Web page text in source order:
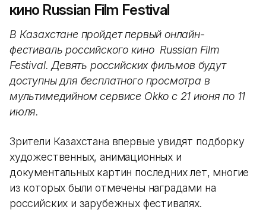
кино Russian Film Festival
В Казахстане пройдет первый онлайн-
фестиваль российского кино Russian Film
Festival. Девять российских фильмов будут
доступны для бесплатного просмотра в
мультимедийном сервисе Okko с 21 июня по 11
июля.
Зрители Казахстана впервые увидят подборку
художественных, анимационных и
документальных картин последних лет, многие
из которых были отмечены наградами на
российских и зарубежных фестивалях.